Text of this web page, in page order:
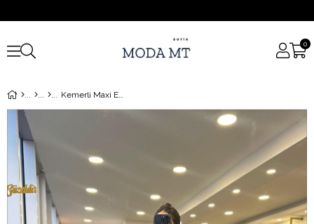
0
Kemerli Maxi Etek Camel